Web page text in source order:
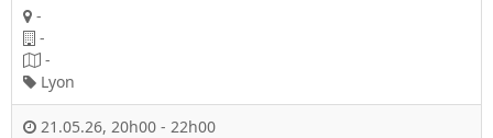
-
-
-
Lyon
21.05.26, 20h00 - 22h00